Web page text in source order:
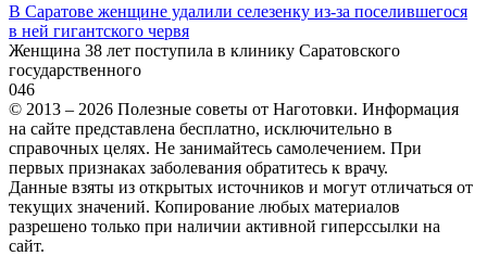
В Саратове женщине удалили селезенку из-за поселившегося
в ней гигантского червя
Женщина 38 лет поступила в клинику Саратовского
государственного
046
© 2013 – 2026 Полезные советы от Наготовки. Информация
на сайте представлена бесплатно, исключительно в
справочных целях. Не занимайтесь самолечением. При
первых признаках заболевания обратитесь к врачу.
Данные взяты из открытых источников и могут отличаться от
текущих значений. Копирование любых материалов
разрешено только при наличии активной гиперссылки на
сайт.